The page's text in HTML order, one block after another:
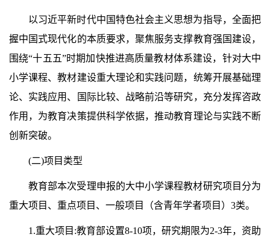
以习近平新时代中国特色社会主义思想为指导，全面把
握中国式现代化的本质要求，聚焦服务支撑教育强国建设，
围绕“十五五”时期加快推进高质量教材体系建设，针对大中
小学课程、教材建设重大理论和实践问题，统筹开展基础理
论、实践应用、国际比较、战略前沿等研究，充分发挥咨政
作用，为教育决策提供科学依据，推动教育理论与实践不断
创新突破。
(二)项目类型
教育部本次受理申报的大中小学课程教材研究项目分为
重大项目、重点项目、一般项目（含青年学者项目）3类。
1.重大项目:教育部设置8-10项，研究期限为2-3年，资助